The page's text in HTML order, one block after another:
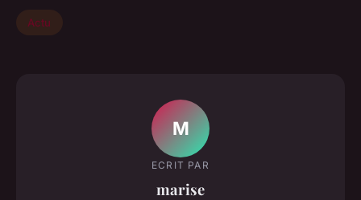
Actu
M
ECRIT PAR
marise